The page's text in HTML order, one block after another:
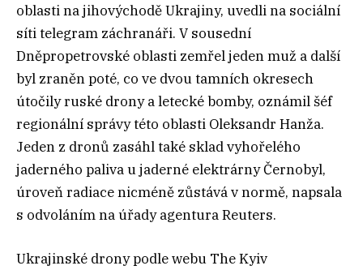
oblasti na jihovýchodě Ukrajiny, uvedli na sociální
síti telegram záchranáři. V sousední
Dněpropetrovské oblasti zemřel jeden muž a další
byl zraněn poté, co ve dvou tamních okresech
útočily ruské drony a letecké bomby, oznámil šéf
regionální správy této oblasti Oleksandr Hanža.
Jeden z dronů zasáhl také sklad vyhořelého
jaderného paliva u jaderné elektrárny Černobyl,
úroveň radiace nicméně zůstává v normě, napsala
s odvoláním na úřady agentura Reuters.
Ukrajinské drony podle webu The Kyiv